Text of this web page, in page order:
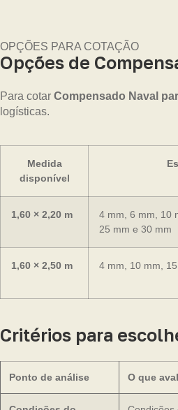
OPÇÕES PARA COTAÇÃO
Opções de
Para cotar Compensado Naval
logísticas.
Medida
disponível
1,60 × 2,20 m
4 mm, 6 mm, 10
25 mm e 30 mm
1,60 × 2,50 m 4 mm, 10 mm,
Critérios para
Ponto de análise O que